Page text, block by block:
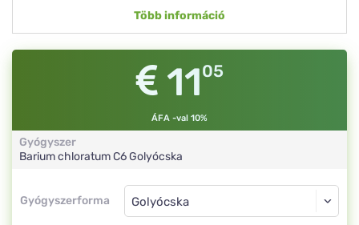
Több információ
1105
ÁFA -val 10%
Gyógyszer
Barium chloratumC6Golyócska
Gyógyszerforma
Gyógyszerforma